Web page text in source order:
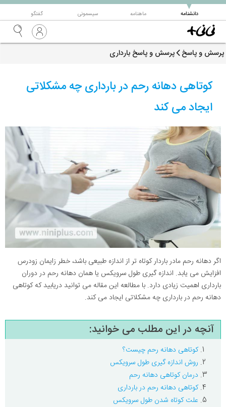
دانشنامه
▼ ماهنامه سیسمونی گفتگو
پرسش و پاسخ پرسش و پاسخ بارداری
کوتاهی دهانه رحم در بارداری چه مشکلاتی
ایجاد می کند
اگر دهانه رحم مادر باردار کوتاه تر از اندازه طبیعی باشد، خطر زایمان زودرس
افزایش می یابد. اندازه گیری طول سرویکس یا همان دهانه رحم در دوران
بارداری اهمیت زیادی دارد. با مطالعه این مقاله می توانید دریابید که کوتاهی
دهانه رحم در بارداری چه مشکلاتی ایجاد می کند.
آنچه در این مطلب می خوانید:
کوتاهی دهانه رحم چیست؟
روش اندازه گیری طول سرویکس
درمان کوتاهی دهانه رحم
کوتاهی دهانه رحم در بارداری
علت کوتاه شدن طول سرویکس